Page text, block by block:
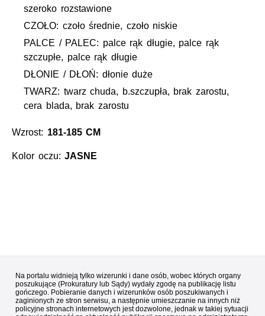
szeroko rozstawione
CZOŁO: czoło średnie, czoło niskie
PALCE / PALEC: palce rąk długie, palce rąk
szczupłe, palce rąk długie
DŁONIE / DŁOŃ: dłonie duże
TWARZ: twarz chuda, b.szczupła, brak zarostu,
cera blada, brak zarostu
Wzrost: 181-185 CM
Kolor oczu:JASNE
Na portalu widnieją tylko wizerunki i dane osób, wobec których organy
poszukujące (Prokuratury lub Sądy) wydały zgodę na publikację listu
gończego. Pobieranie danych i wizerunków osób poszukiwanych i
zaginionych ze stron serwisu, a następnie umieszczanie na innych niż
policyjne stronach internetowych jest dozwolone, jednak w takiej sytuacji